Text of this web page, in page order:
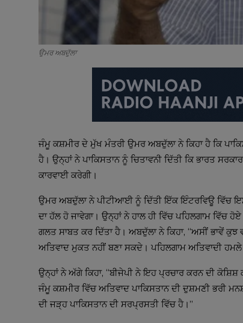
ਉਮਰ ਅਬਦੁੱਲਾ
ਜੰਮੂ ਕਸ਼ਮੀਰ ਦੇ ਮੁੱਖ ਮੰਤਰੀ ਉਮਰ ਅਬਦੁੱਲਾ ਨੇ ਕਿਹਾ ਹੈ ਕਿ
ਹੈ। ਉਨ੍ਹਾਂ ਨੇ ਪਾਕਿਸਤਾਨ ਨੂੰ ਚਿਤਾਵਨੀ ਦਿੱਤੀ ਕਿ ਭਾਰਤ
ਕਾਰਵਾਈ ਕਰੇਗੀ।
ਉਮਰ ਅਬਦੁੱਲਾ ਨੇ ਪੀਟੀਆਈ ਨੂੰ ਦਿੱਤੀ ਇੱਕ ਇੰਟਰਵਿਊ ਵਿੱਚ ਇਸ
ਦਾ ਹੱਲ ਹੋ ਜਾਵੇਗਾ। ਉਨ੍ਹਾਂ ਨੇ ਹਾਲ ਹੀ ਵਿੱਚ ਪਹਿਲਗਾਮ ਵਿੱਚ
ਗਲਤ ਸਾਬਤ ਕਰ ਦਿੱਤਾ ਹੈ। ਅਬਦੁੱਲਾ ਨੇ ਕਿਹਾ, “ਅਸੀਂ ਭਾਵੇਂ ਕੁਝ
ਅਤਿਵਾਦ ਮੁਕਤ ਨਹੀਂ ਬਣਾ ਸਕਦੇ। ਪਹਿਲਗਾਮ ਅਤਿਵਾਦੀ
ਉਨ੍ਹਾਂ ਨੇ ਅੱਗੇ ਕਿਹਾ, “ਬੀਜੇਪੀ ਨੇ ਇਹ ਪ੍ਰਚਾਰ ਕਰਨ ਦੀ
ਜੰਮੂ ਕਸ਼ਮੀਰ ਵਿੱਚ ਅਤਿਵਾਦ ਪਾਕਿਸਤਾਨ ਦੀ ਦੁਸ਼ਮਣੀ ਭਰੀ
ਦੀ ਜੜ੍ਹ ਪਾਕਿਸਤਾਨ ਦੀ ਸਰਪ੍ਰਸਤੀ ਵਿੱਚ ਹੈ।”